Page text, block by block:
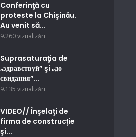
Conferinţă cu
proteste la Chişinău.
Au venit să...
9.260 vizualizări
Suprasaturaţia de
„здравствуй” şi „до
свидания”...
9.135 vizualizări
VIDEO// Înşelaţi de
firma de construcţie
şi...